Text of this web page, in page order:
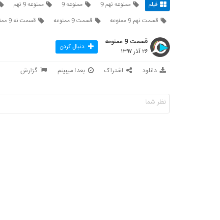
فیلم ممنوعه نهم 9 ممنوعه 9
ممنوعه 9 نهم
قسمت نهم 9 ممنوعه
قسمت 9 ممنوعه قسمت نه 9 ممنوعه
قسمت 9 ممنوعه
۲۶ آذر ۱۳۹۷ دنبال کردن
دانلود اشتراک بعدا میبینم گزارش